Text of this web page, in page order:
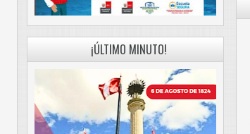
¡ÚLTIMO MINUTO!